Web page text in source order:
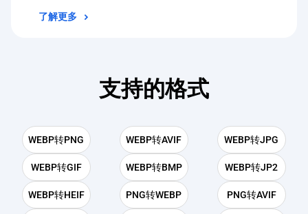
了解更多
支持的格式
WEBP转PNG WEBP转AVIF WEBP转JPG
WEBP转GIF WEBP转BMP WEBP转JP2
WEBP转HEIF PNG转WEBP PNG转AVIF